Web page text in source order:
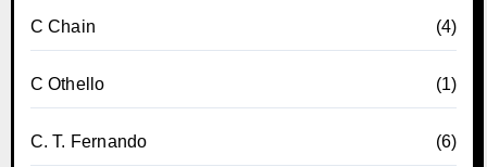
C Chain (4)
C Othello (1)
C. T. Fernando (6)